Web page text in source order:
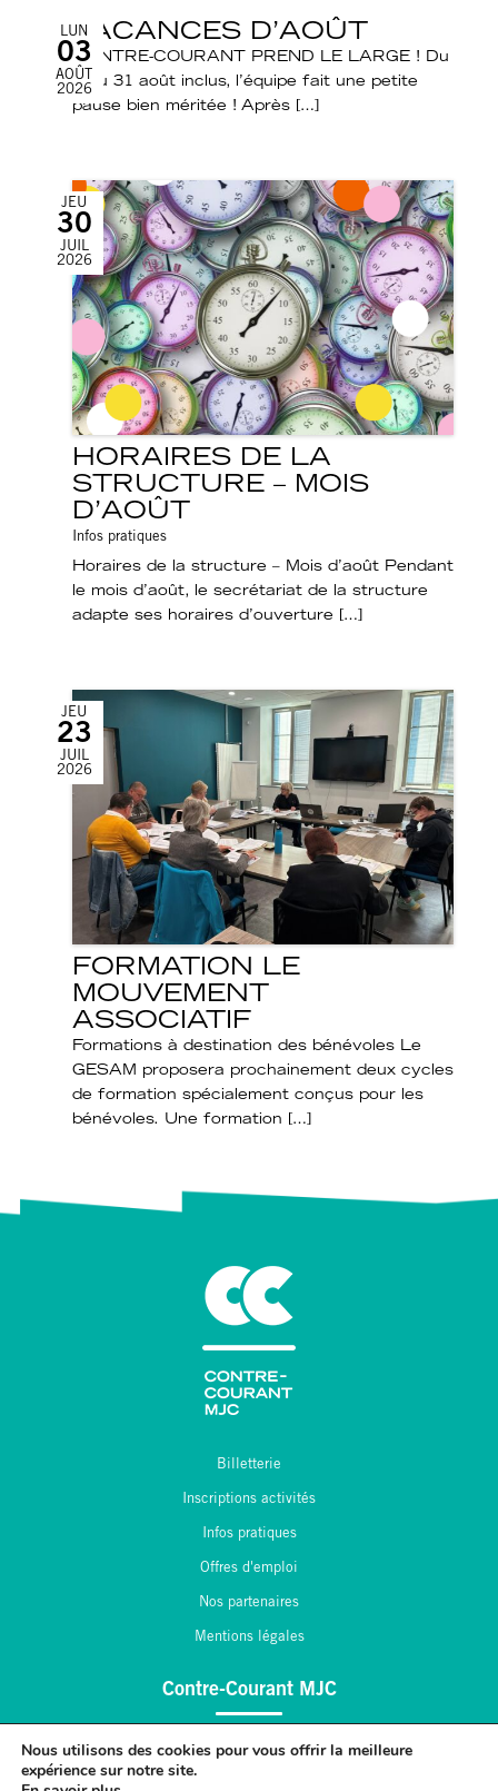
VACANCES D’AOÛT
CONTRE-COURANT PREND LE LARGE ! Du
3 au 31 août inclus, l’équipe fait une petite
pause bien méritée ! Après […]
LUN
03
AOÛT
2026
HORAIRES DE LA
STRUCTURE – MOIS
D’AOÛT
Infos pratiques
Horaires de la structure – Mois d’août Pendant
le mois d’août, le secrétariat de la structure
adapte ses horaires d’ouverture […]
JEU
30
JUIL
2026
FORMATION LE
MOUVEMENT
ASSOCIATIF
Formations à destination des bénévoles Le
GESAM proposera prochainement deux cycles
de formation spécialement conçus pour les
bénévoles. Une formation […]
JEU
23
JUIL
2026
Contre-Courant MJC
55 430 Belleville sur Meuse
Billetterie
Inscriptions activités
Infos pratiques
Offres d'emploi
Nos partenaires
Mentions légales
Nous utilisons des cookies pour vous offrir la meilleure
expérience sur notre site.